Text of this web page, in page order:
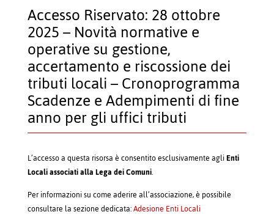
Accesso Riservato: 28 ottobre
2025 – Novità normative e
operative su gestione,
accertamento e riscossione dei
tributi locali – Cronoprogramma
Scadenze e Adempimenti di fine
anno per gli uffici tributi
L’accesso a questa risorsa è consentito esclusivamente agliEnti
Locali associati alla Lega dei Comuni.
Per informazioni su come aderire all’associazione, è possibile
consultare la sezione dedicata:Adesione Enti Locali